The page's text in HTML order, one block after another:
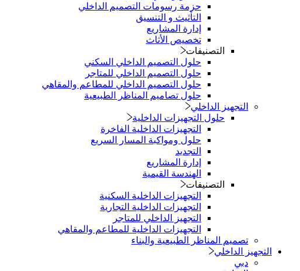
حزمة رسومات التصميم الداخلي
التأثيث و التنسيق
إدارة المشاريع
تخصيص الأثاث
التصنيفات
حلول التصميم الداخلي السكني
حلول التصميم الداخلي للمتاجر
حلول التصميم الداخلي للمطاعم والمقاهي
حلول تصاميم المناظر الطبيعية
التجهيز الداخلي
حلول التجهيزات الداخلية
التجهيزات الداخلية الفاخرة
حلول ومواكبة المسار السريع
التجديد
إدارة المشاريع
الهندسة القيمية
التصنيفات
التجهيزات الداخلية السكنية
التجهيزات الداخلية التجارية
التجهيز الداخلي للمتاجر
التجهيزات الداخلية للمطاعم والمقاهي
تصميم المناظر الطبيعية والبناء
التجهيز الداخلي
دبي